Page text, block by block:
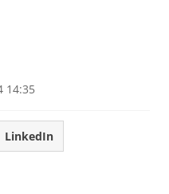
14:35
LinkedIn